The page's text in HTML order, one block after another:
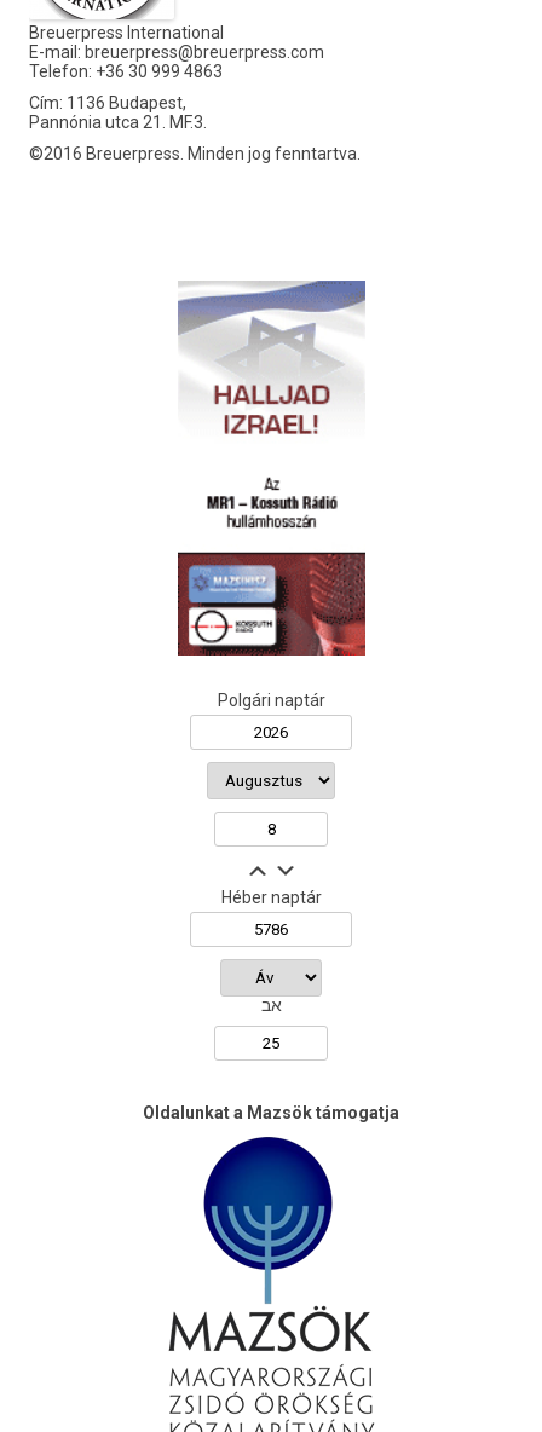
Breuerpress International
E-mail: breuerpress@breuerpress.com
Telefon: +36 30 999 4863
Cím: 1136 Budapest,
Pannónia utca 21. MF.3.
©2016 Breuerpress. Minden jog fenntartva.
Polgári naptár
Héber naptár
אב
Oldalunkat a Mazsök támogatja